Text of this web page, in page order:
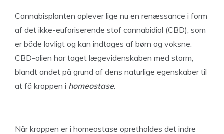
Cannabisplanten oplever lige nu en renæssance i form
af det ikke-euforiserende stof cannabidiol (CBD), som
er både lovligt og kan indtages af børn og voksne.
CBD-olien har taget lægevidenskaben med storm,
blandt andet på grund af dens naturlige egenskaber til
at få kroppen i homeostase.
Når kroppen er i homeostase opretholdes det indre